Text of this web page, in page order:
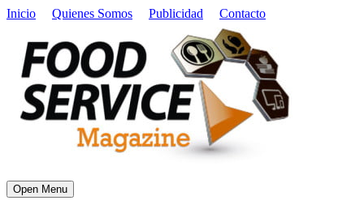
Inicio Quienes Somos Publicidad Contacto
Open Menu